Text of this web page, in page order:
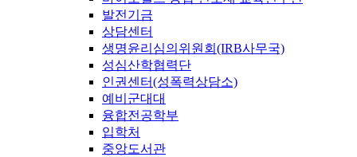
발전기금
상담센터
생명윤리심의위원회(IRB사무국)
성심산학협력단
인권센터(성폭력상담소)
예비군대대
융합전공학부
입학처
중앙도서관